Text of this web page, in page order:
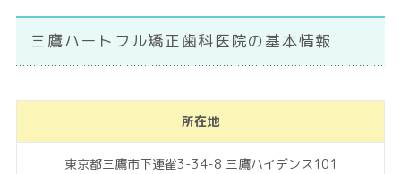
三鷹ハートフル矯正歯科医院の基本情報
所在地
東京都三鷹市下連雀3-34-8 三鷹ハイデンス101